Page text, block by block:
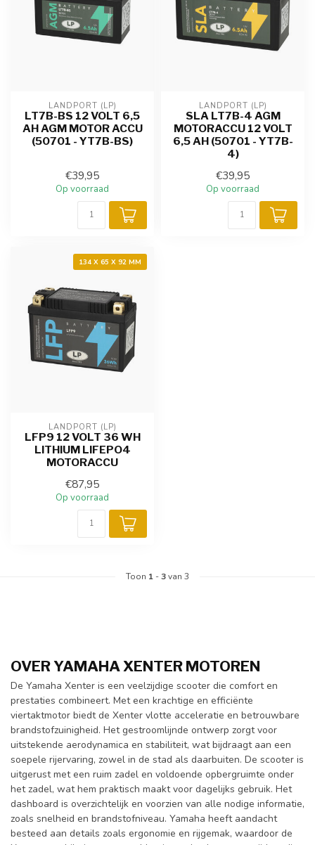
LANDPORT (LP)
LT7B-BS 12 VOLT 6,5
AH AGM MOTOR ACCU
(50701 - YT7B-BS)
€39,95
Op voorraad
LANDPORT (LP)
SLA LT7B-4 AGM
MOTORACCU 12 VOLT
6,5 AH (50701 - YT7B-
4)
€39,95
Op voorraad
134 X 65 X 92 MM
LANDPORT (LP)
LFP9 12 VOLT 36 WH
LITHIUM LIFEPO4
MOTORACCU
€87,95
Op voorraad
Toon 1 -3van 3
OVER YAMAHA XENTER MOTOREN
De Yamaha Xenter is een veelzijdige scooter die comfort en
prestaties combineert. Met een krachtige en efficiënte
viertaktmotor biedt de Xenter vlotte acceleratie en betrouwbare
brandstofzuinigheid. Het gestroomlijnde ontwerp zorgt voor
uitstekende aerodynamica en stabiliteit, wat bijdraagt aan een
soepele rijervaring, zowel in de stad als daarbuiten. De scooter is
uitgerust met een ruim zadel en voldoende opbergruimte onder
het zadel, wat hem praktisch maakt voor dagelijks gebruik. Het
dashboard is overzichtelijk en voorzien van alle nodige informatie,
zoals snelheid en brandstofniveau. Yamaha heeft aandacht
besteed aan details zoals ergonomie en rijgemak, waardoor de